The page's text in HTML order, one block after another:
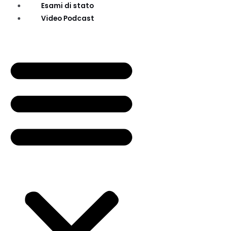
Esami di stato
Video Podcast